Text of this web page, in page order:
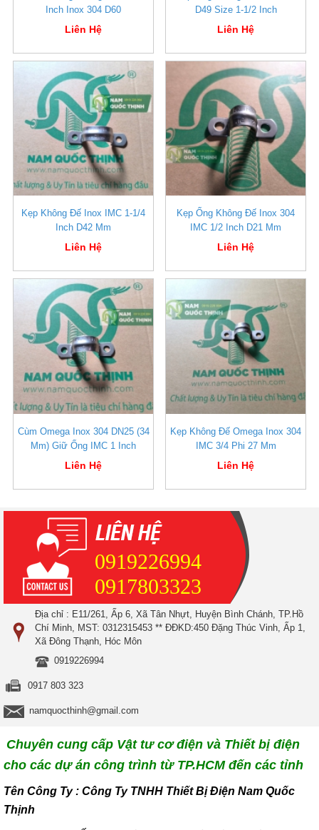
Inch Inox 304 D60
Liên Hệ
D49 Size 1-1/2 Inch
Liên Hệ
Kẹp Không Đế Inox IMC 1-1/4
Inch D42 Mm
Liên Hệ
Kẹp Ống Không Đế Inox 304
IMC 1/2 Inch D21 Mm
Liên Hệ
Cùm Omega Inox 304 DN25 (34
Mm) Giữ Ống IMC 1 Inch
Liên Hệ
Kẹp Không Đế Omega Inox 304
IMC 3/4 Phi 27 Mm
Liên Hệ
0919226994
0917803323
Địa chỉ : E11/261, Ấp 6, Xã Tân Nhựt, Huyện Bình Chánh, TP.Hồ
Chí Minh, MST: 0312315453 ** ĐĐKD:450 Đặng Thúc Vinh, Ấp 1,
Xã Đông Thạnh, Hóc Môn
0919226994
0917 803 323
namquocthinh@gmail.com
Chuyên cung cấp Vật tư cơ điện và Thiết bị điện
cho các dự án công trình từ TP.HCM đến các tỉnh
Tên Công Ty : Công Ty TNHH Thiết Bị Điện Nam Quốc
Thịnh